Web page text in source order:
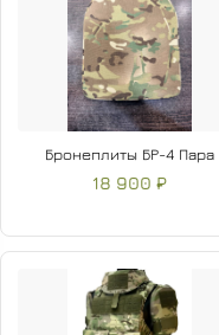
Бронеплиты БР-4 Пара
18 900 ₽